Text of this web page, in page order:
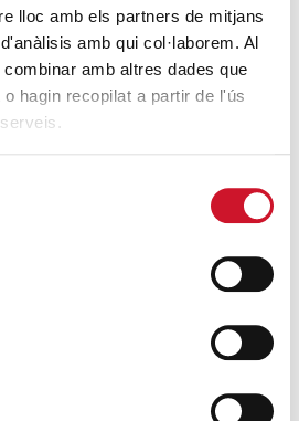
lloc amb els partners de mitjans
amb qui col·laborem. Al
amb altres dades que
hagin recopilat a partir de l'ús
de las empresas?
final de la crisis